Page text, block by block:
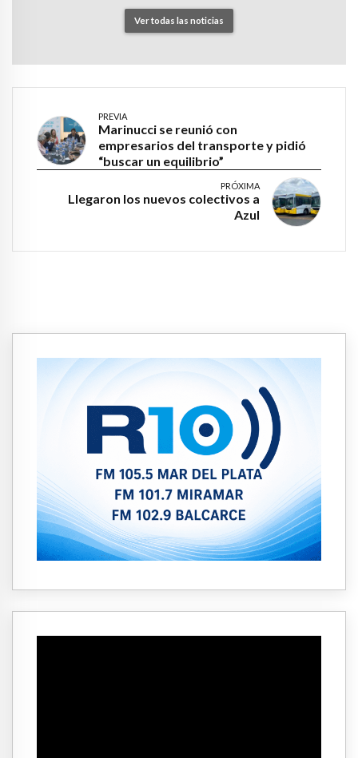
Ver todas las noticias
PREVIA
Marinucci se reunió con
empresarios del transporte y pidió
“buscar un equilibrio”
PRÓXIMA
Llegaron los nuevos colectivos a
Azul